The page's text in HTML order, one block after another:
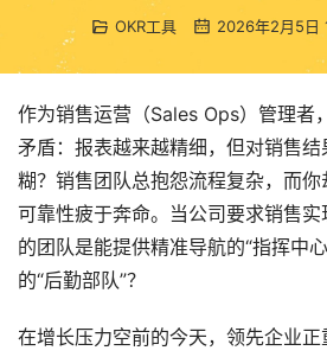
OKR工具 2026年2月5日
作为销售运营（Sales Ops）管理者
矛盾：报表越来越精细，但对销售
糊？销售团队总抱怨流程复杂，而
可靠性疲于奔命。当公司要求销售实
的团队是能提供精准导航的“指挥中
的“后勤部队”？
在增长压力空前的今天，领先企业